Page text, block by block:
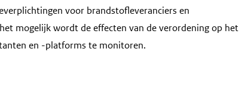
voor brandstofleveranciers en
mogelijk wordt de effecten van de verordening op het
en -platforms te monitoren.